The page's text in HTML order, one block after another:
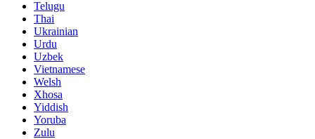
Telugu
Thai
Ukrainian
Urdu
Uzbek
Vietnamese
Welsh
Xhosa
Yiddish
Yoruba
Zulu